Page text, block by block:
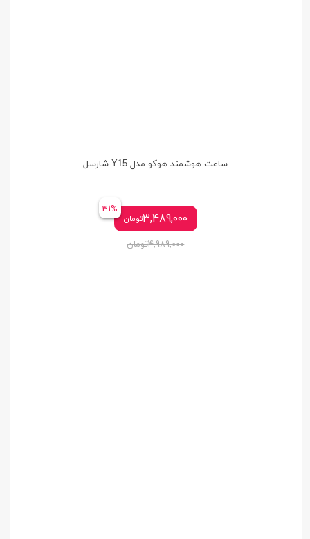
ساعت هوشمند هوکو مدل Y15-شارسل
3,489,000تومان
31%
4,989,000تومان